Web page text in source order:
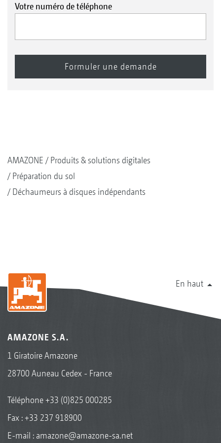
Votre numéro de téléphone
AMAZONE
Produits & solutions digitales
Préparation du sol
Déchaumeurs à disques indépendants
En haut
AMAZONE S.A.
1 Giratoire Amazone
28700 Auneau Cedex - France
Téléphone+33 (0)825 000285
Fax : +33 237 918900
E-mail : amazone@amazone-sa.net